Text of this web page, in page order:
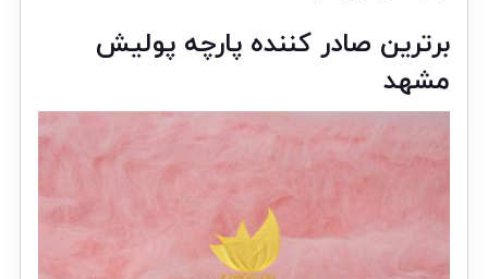
برترین صادر کننده پارچه پولیش
مشهد